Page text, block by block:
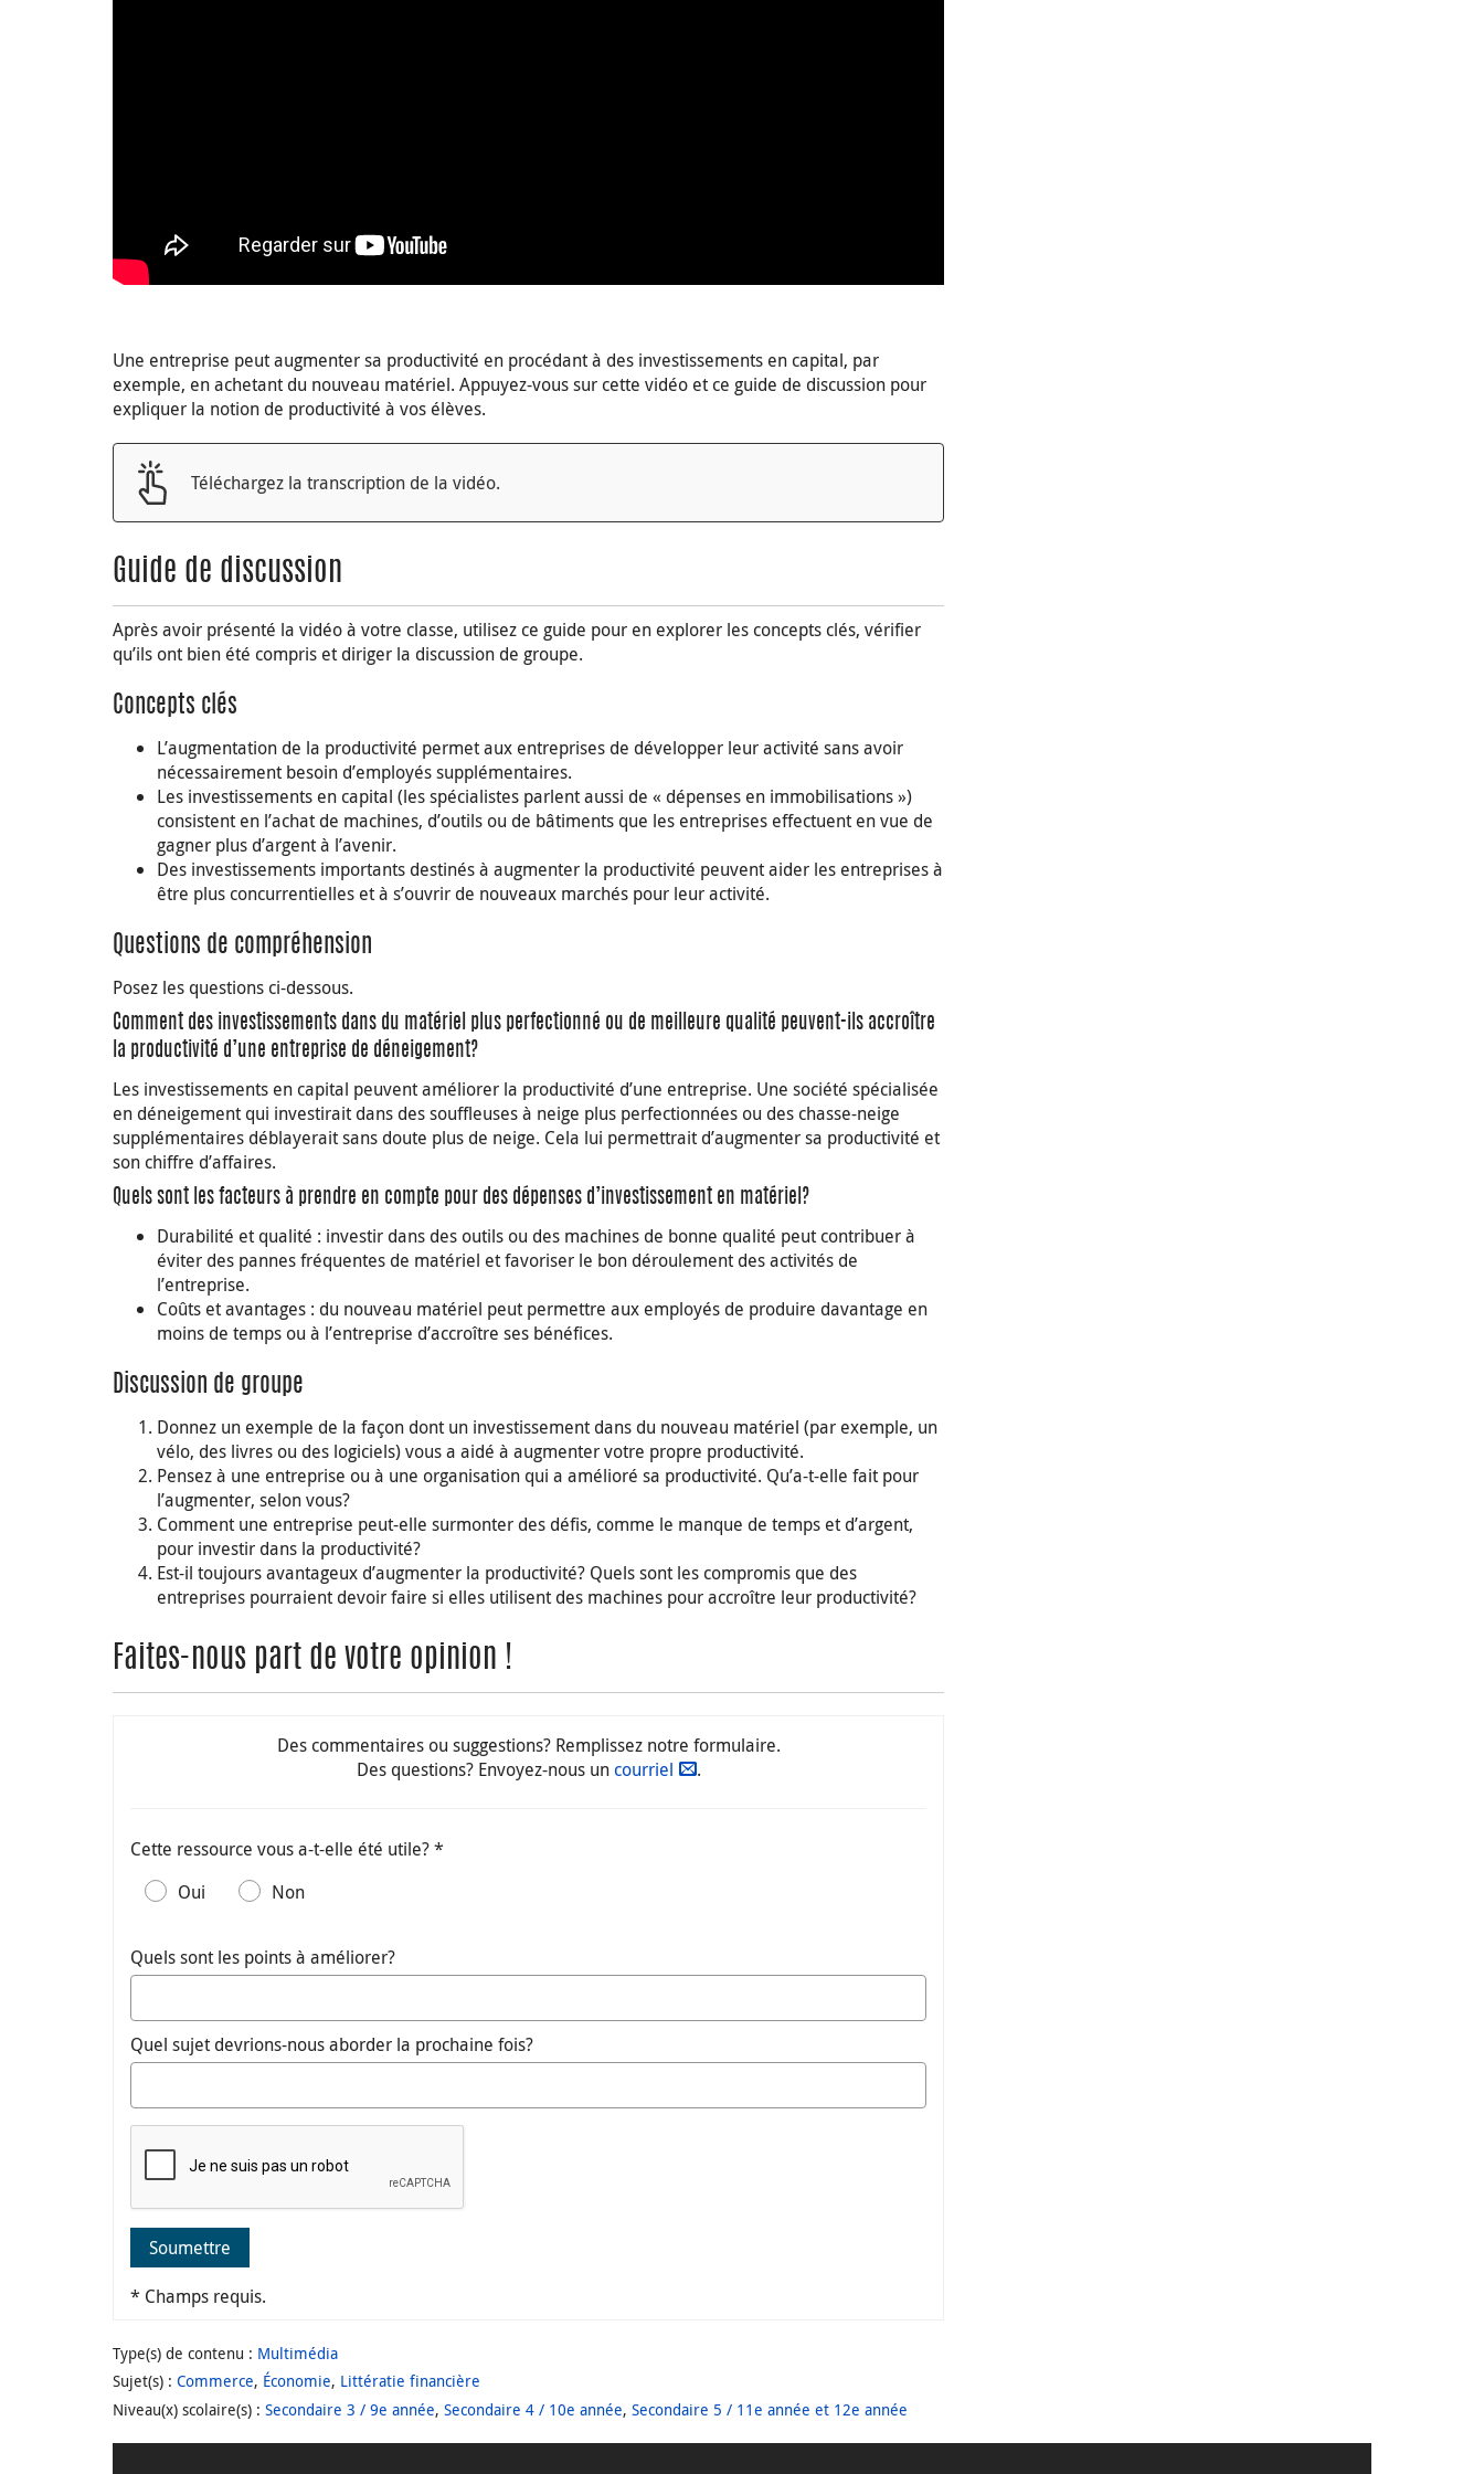
Une entreprise peut augmenter sa productivité en procédant à des investissements en capital, par
exemple, en achetant du nouveau matériel. Appuyez-vous sur cette vidéo et ce guide de discussion pour
expliquer la notion de productivité à vos élèves.
Téléchargez la transcription de la vidéo.
Guide de discussion
Après avoir présenté la vidéo à votre classe, utilisez ce guide pour en explorer les concepts clés, vérifier
qu’ils ont bien été compris et diriger la discussion de groupe.
Concepts clés
L’augmentation de la productivité permet aux entreprises de développer leur activité sans avoir
nécessairement besoin d’employés supplémentaires.
Les investissements en capital (les spécialistes parlent aussi de « dépenses en immobilisations »)
consistent en l’achat de machines, d’outils ou de bâtiments que les entreprises effectuent en vue de
gagner plus d’argent à l’avenir.
Des investissements importants destinés à augmenter la productivité peuvent aider les entreprises à
être plus concurrentielles et à s’ouvrir de nouveaux marchés pour leur activité.
Questions de compréhension
Posez les questions ci-dessous.
Comment des investissements dans du matériel plus perfectionné ou de meilleure qualité peuvent-ils accroître
la productivité d’une entreprise de déneigement?
Les investissements en capital peuvent améliorer la productivité d’une entreprise. Une société spécialisée
en déneigement qui investirait dans des souffleuses à neige plus perfectionnées ou des chasse-neige
supplémentaires déblayerait sans doute plus de neige. Cela lui permettrait d’augmenter sa productivité et
son chiffre d’affaires.
Quels sont les facteurs à prendre en compte pour des dépenses d’investissement en matériel?
Durabilité et qualité : investir dans des outils ou des machines de bonne qualité peut contribuer à
éviter des pannes fréquentes de matériel et favoriser le bon déroulement des activités de
l’entreprise.
Coûts et avantages : du nouveau matériel peut permettre aux employés de produire davantage en
moins de temps ou à l’entreprise d’accroître ses bénéfices.
Discussion de groupe
Donnez un exemple de la façon dont un investissement dans du nouveau matériel (par exemple, un
vélo, des livres ou des logiciels) vous a aidé à augmenter votre propre productivité.
Pensez à une entreprise ou à une organisation qui a amélioré sa productivité. Qu’a-t-elle fait pour
l’augmenter, selon vous?
Comment une entreprise peut-elle surmonter des défis, comme le manque de temps et d’argent,
pour investir dans la productivité?
Est-il toujours avantageux d’augmenter la productivité? Quels sont les compromis que des
entreprises pourraient devoir faire si elles utilisent des machines pour accroître leur productivité?
Faites-nous part de votre opinion !
Des commentaires ou suggestions? Remplissez notre formulaire.
Des questions? Envoyez-nous un courriel .
Cette ressource vous a-t-elle été utile? *
Oui
Non
Quels sont les points à améliorer?
Quel sujet devrions-nous aborder la prochaine fois?
Soumettre
* Champs requis.
Type(s) de contenu : Multimédia
Sujet(s) : Commerce, Économie, Littératie financière
Niveau(x) scolaire(s) : Secondaire 3 / 9e année, Secondaire 4 / 10e année, Secondaire 5 / 11e année et 12e année